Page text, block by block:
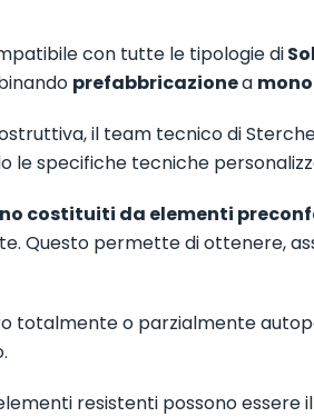
con tutte le tipologie di
prefabbricazionea
il team tecnico di
le specifiche tecniche
costituiti da elementi
Questo permette di ottenere,
totalmente o parzialmente
resistenti possono